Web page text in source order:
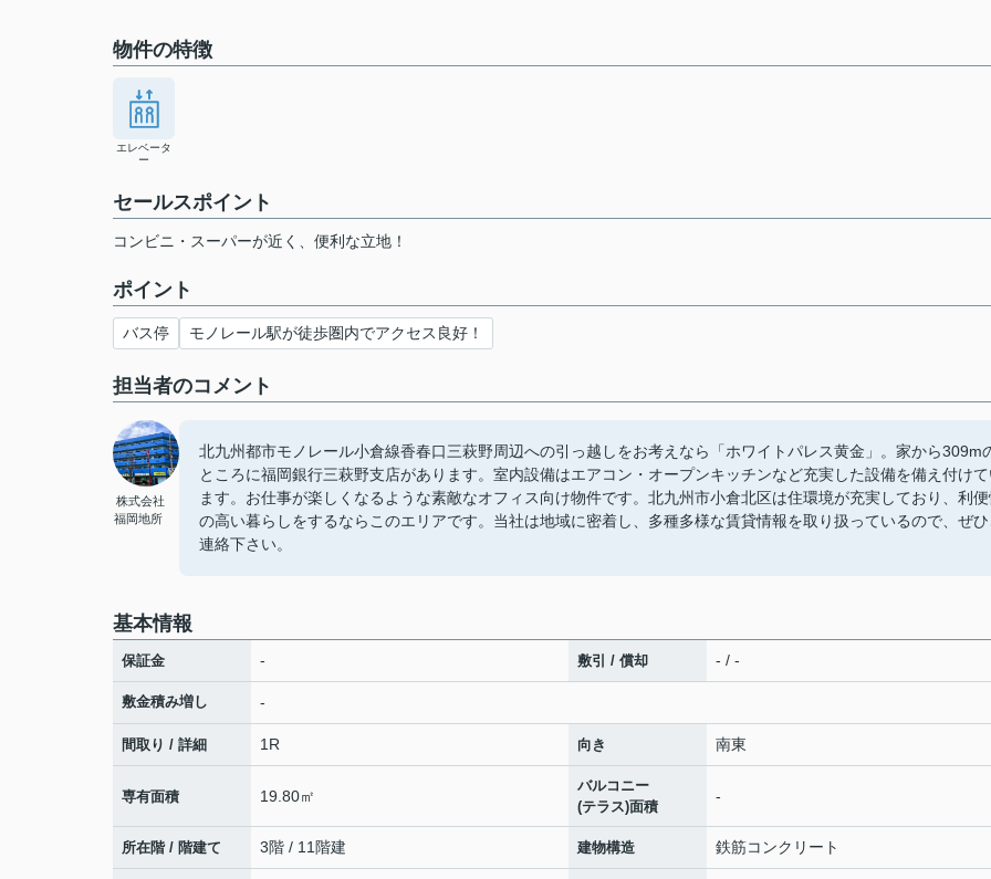
物件の特徴
エレベータ
ー
セールスポイント
コンビニ・スーパーが近く、便利な立地！
ポイント
バス停 モノレール駅が徒歩圏内でアクセス良好！
担当者のコメント
株式会社
福岡地所
北九州都市モノレール小倉線香春口三萩野周辺への引っ越しをお考えなら「ホワイトパレス黄金」。家から309m
ところに福岡銀行三萩野支店があります。室内設備はエアコン・オープンキッチンなど充実した設備を備え付け
ます。お仕事が楽しくなるような素敵なオフィス向け物件です。北九州市小倉北区は住環境が充実しており、利
の高い暮らしをするならこのエリアです。当社は地域に密着し、多種多様な賃貸情報を取り扱っているので、ぜ
連絡下さい。
基本情報
保証金 - 敷引 / 償却 - / -
敷金積み増し -
間取り / 詳細 1R 向き 南東
専有面積 19.80㎡
バルコニー
(テラス)面積
-
所在階 / 階建て 3階 / 11階建 建物構造 鉄筋コンクリート